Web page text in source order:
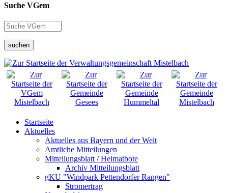
Suche VGem
suchen
Startseite
Aktuelles
Aktuelles aus Bayern und der Welt
Amtliche Mitteilungen
Mitteilungsblatt / Heimatbote
Archiv Mitteilungsblatt
gKU "Windpark Pettendorfer Rangen"
Stromertrag